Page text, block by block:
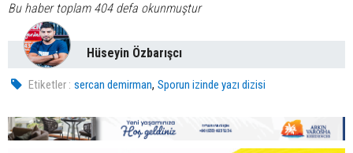
Bu haber toplam 404 defa okunmuştur
Hüseyin Özbarışcı
Etiketler : sercan demirman,Sporun izinde yazı dizisi